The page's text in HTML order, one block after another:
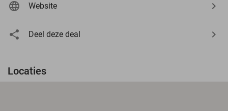
Website
Deel deze deal
Locaties